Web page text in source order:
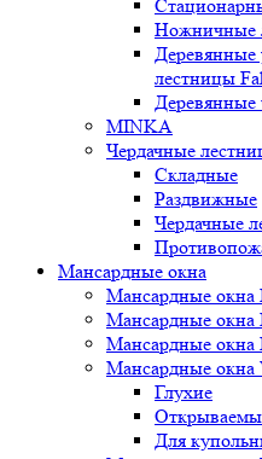
Ножничные
Деревянные
лестницы
Деревянные
MINKA
Чердачные
Складные
Раздвижные
Чердачные
Мансардные окна
Мансардные окна
Мансардные окна
Мансардные окна
Мансардные окна
Глухие
Для